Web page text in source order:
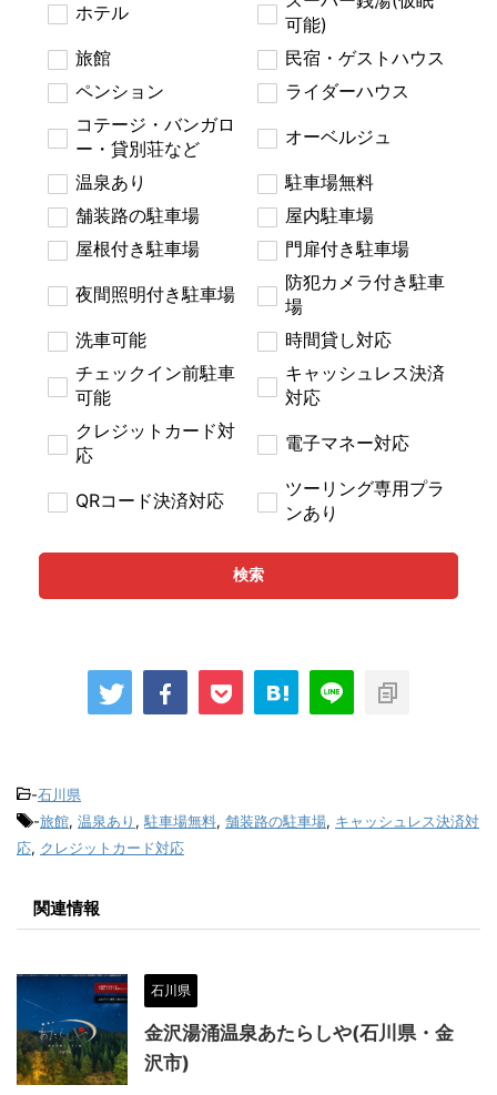
ホテル
可能)
旅館
民宿・ゲストハウス
ペンション
ライダーハウス
コテージ・バンガロ
ー・貸別荘など
オーベルジュ
温泉あり
駐車場無料
舗装路の駐車場
屋内駐車場
屋根付き駐車場
門扉付き駐車場
夜間照明付き駐車場
防犯カメラ付き駐車
場
洗車可能
時間貸し対応
チェックイン前駐車
可能
キャッシュレス決済
対応
クレジットカード対
応
電子マネー対応
QRコード決済対応
ツーリング専用プラ
ンあり
検索
-石川県
-旅館, 温泉あり ,駐車場無料, 舗装路の駐車場, キャッシュレス決済対
応, クレジットカード対応
関連情報
石川県
金沢湯涌温泉あたらしや(石川県・金
沢市)